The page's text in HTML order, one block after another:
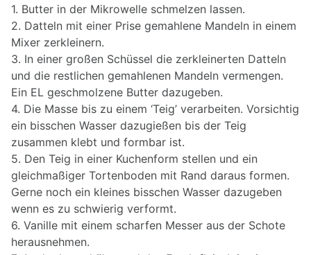
1. Butter in der Mikrowelle schmelzen lassen.
2. Datteln mit einer Prise gemahlene Mandeln in einem
Mixer zerkleinern.
3. In einer großen Schüssel die zerkleinerten Datteln
und die restlichen gemahlenen Mandeln vermengen.
Ein EL geschmolzene Butter dazugeben.
4. Die Masse bis zu einem ‘Teig’ verarbeiten. Vorsichtig
ein bisschen Wasser dazugießen bis der Teig
zusammen klebt und formbar ist.
5. Den Teig in einer Kuchenform stellen und ein
gleichmaßiger Tortenboden mit Rand daraus formen.
Gerne noch ein kleines bisschen Wasser dazugeben
wenn es zu schwierig verformt.
6. Vanille mit einem scharfen Messer aus der Schote
herausnehmen.